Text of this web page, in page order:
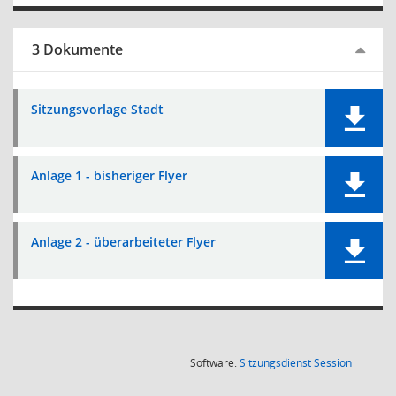
3 Dokumente
Sitzungsvorlage Stadt
Anlage 1 - bisheriger Flyer
Anlage 2 - überarbeiteter Flyer
Software:SitzungsdienstSession(Wird in